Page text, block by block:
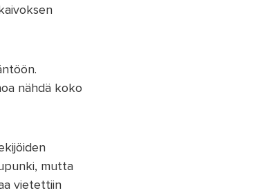
nähdä koko
mutta
vietettiin